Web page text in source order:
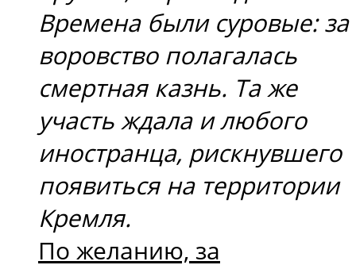
Времена были суровые: за
воровство полагалась
смертная казнь. Та же
участь ждала и любого
иностранца, рискнувшего
появиться на территории
Кремля.
По желанию, за